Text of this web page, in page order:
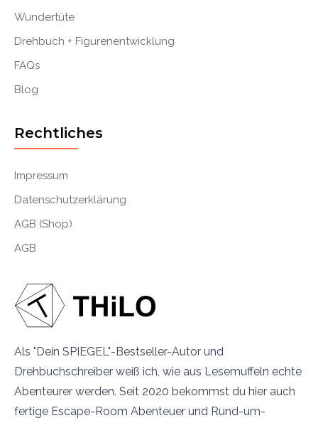
Als "Dein SPIEGEL"-Bestseller-Autor und
Drehbuchschreiber weiß ich, wie aus Lesemuffeln echte
Abenteurer werden. Seit 2020 bekommst du hier auch
fertige Escape-Room Abenteuer und Rund-um-
Wundertüte
Drehbuch + Figurenentwicklung
FAQs
Blog
Rechtliches
Impressum
Datenschutzerklärung
AGB (Shop)
AGB